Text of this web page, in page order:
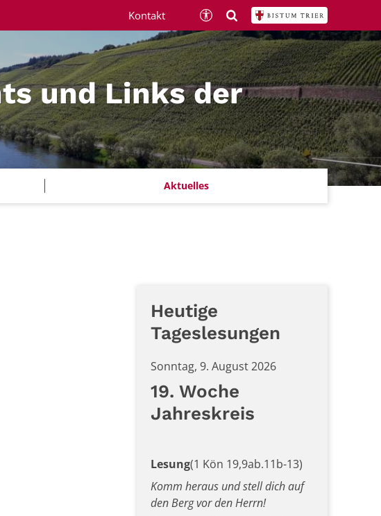
und Links der
Aktuelles
Kontakt
Heutige
Tageslesungen
Sonntag, 9. August 2026
19. Woche
Jahreskreis
Lesung(1 Kön 19,9ab.11b-13)
Komm heraus und stell dich auf
den Berg vor den Herrn!